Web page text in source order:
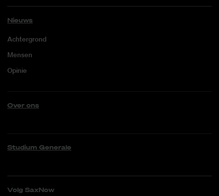
Nieuws
Achtergrond
Mensen
Opinie
Over ons
Studium Generale
Volg SaxNow